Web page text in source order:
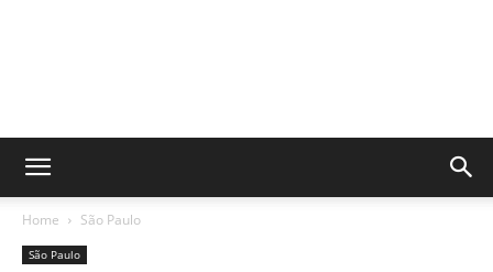
Home São Paulo
São Paulo